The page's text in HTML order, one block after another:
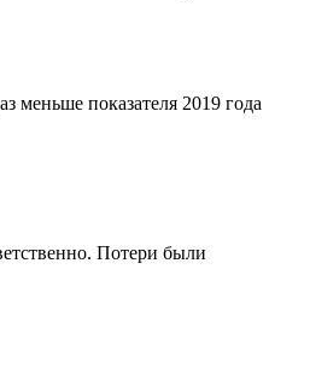
меньше показателя 2019 года
Потери были